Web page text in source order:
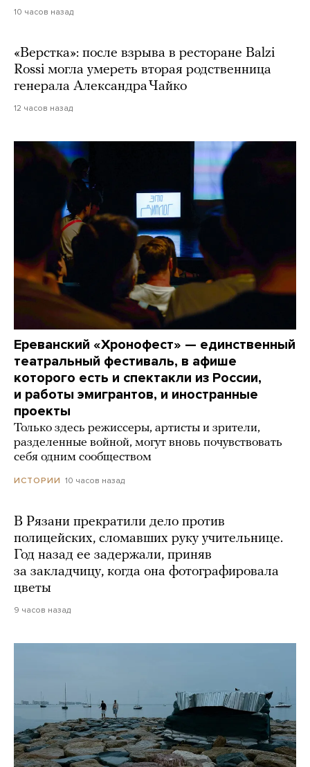
10 часов назад
«Верстка»: после взрыва в ресторане Balzi
Rossi могла умереть вторая родственница
генерала Александра Чайко
12 часов назад
Ереванский «Хронофест» — единственный
театральный фестиваль, в афише
которого есть и спектакли из России,
и работы эмигрантов, и иностранные
проекты
Только здесь режиссеры, артисты и зрители,
разделенные войной, могут вновь почувствовать
себя одним сообществом
ИСТОРИИ 10 часов назад
В Рязани прекратили дело против
полицейских, сломавших руку учительнице.
Год назад ее задержали, приняв
за закладчицу, когда она фотографировала
цветы
9 часов назад